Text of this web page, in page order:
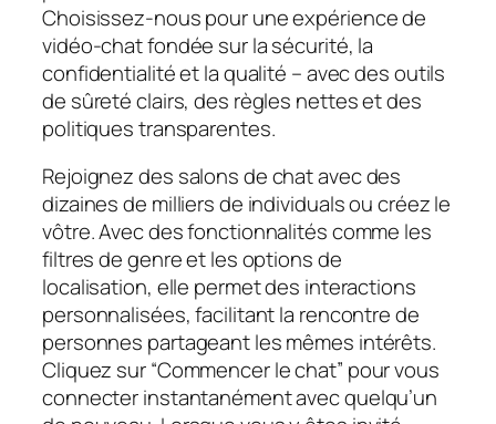
Choisissez‑nous pour une expérience de
vidéo‑chat fondée sur la sécurité, la
confidentialité et la qualité – avec des outils
de sûreté clairs, des règles nettes et des
politiques transparentes.
Rejoignez des salons de chat avec des
dizaines de milliers de individuals ou créez le
vôtre. Avec des fonctionnalités comme les
filtres de genre et les options de
localisation, elle permet des interactions
personnalisées, facilitant la rencontre de
personnes partageant les mêmes intérêts.
Cliquez sur “Commencer le chat” pour vous
connecter instantanément avec quelqu’un